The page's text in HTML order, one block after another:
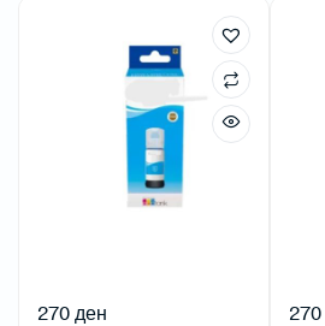
270ден 270